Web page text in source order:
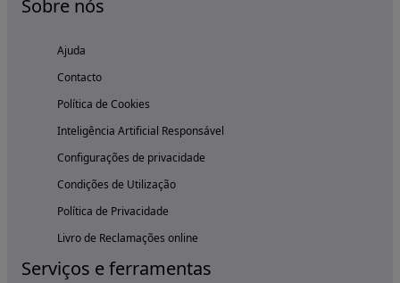
Sobre nós
Ajuda
Contacto
Política de Cookies
Inteligência Artificial Responsável
Configurações de privacidade
Condições de Utilização
Política de Privacidade
Livro de Reclamações online
Serviços e ferramentas